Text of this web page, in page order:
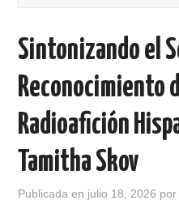
CONTACTO
HISTORIA DE LA RADIO
IMÁGENES CRECJ
Sintonizando el
Reconocimiento
Radioafición
Tamitha Skov
Publicada en julio 18, 2026 por